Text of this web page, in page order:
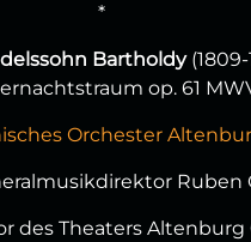
*
Bartholdy(1809-
op. 61
Orchester
Ruben
des Theaters Altenburg